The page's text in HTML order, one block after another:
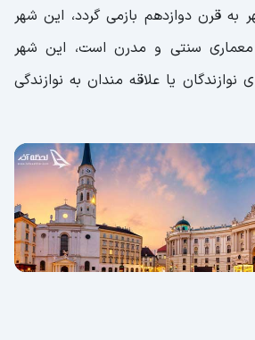
قرن دوازدهم بازمی گردد، این شهر
معماری سنتی و مدرن است، این شهر
نوازندگان یا علاقه مندان به نوازندگی